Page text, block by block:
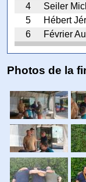
4
Seiler
5
Hébert
6
Février
Photos de la